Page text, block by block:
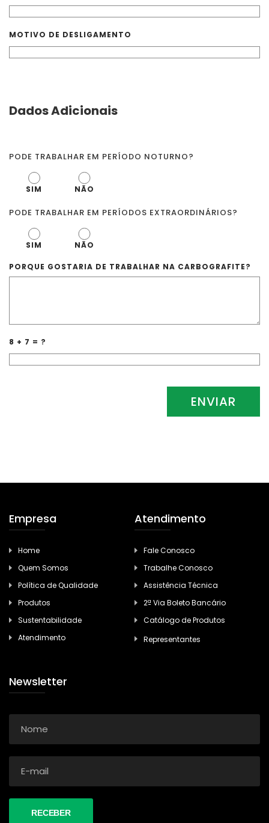
MOTIVO DE DESLIGAMENTO
Dados Adicionais
PODE TRABALHAR EM PERÍODO NOTURNO?
SIM NÃO
PODE TRABALHAR EM PERÍODOS EXTRAORDINÁRIOS?
SIM NÃO
PORQUE GOSTARIA DE TRABALHAR NA CARBOGRAFITE?
8 + 7 = ?
Empresa
Home
Quem Somos
Política de Qualidade
Produtos
Sustentabilidade
Atendimento
Atendimento
Fale Conosco
Trabalhe Conosco
Assistência Técnica
2ª Via Boleto Bancário
Catálogo de Produtos
Representantes
Newsletter